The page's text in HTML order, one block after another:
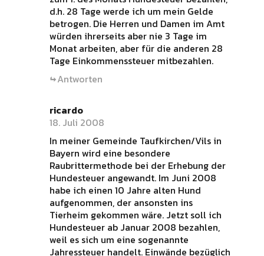
d.h. 28 Tage werde ich um mein Gelde
betrogen. Die Herren und Damen im Amt
würden ihrerseits aber nie 3 Tage im
Monat arbeiten, aber für die anderen 28
Tage Einkommenssteuer mitbezahlen.
Antworten
ricardo
18. Juli 2008
In meiner Gemeinde Taufkirchen/Vils in
Bayern wird eine besondere
Raubrittermethode bei der Erhebung der
Hundesteuer angewandt. Im Juni 2008
habe ich einen 10 Jahre alten Hund
aufgenommen, der ansonsten ins
Tierheim gekommen wäre. Jetzt soll ich
Hundesteuer ab Januar 2008 bezahlen,
weil es sich um eine sogenannte
Jahressteuer handelt. Einwände bezüglich